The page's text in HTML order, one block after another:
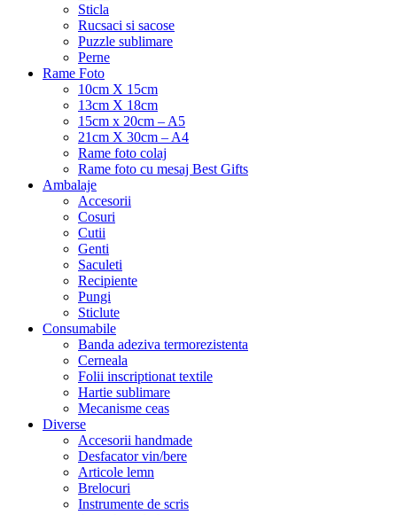
Sticla
Rucsaci si sacose
Puzzle sublimare
Perne
Rame Foto
10cm X 15cm
13cm X 18cm
15cm x 20cm – A5
21cm X 30cm – A4
Rame foto colaj
Rame foto cu mesaj Best Gifts
Ambalaje
Accesorii
Cosuri
Cutii
Genti
Saculeti
Recipiente
Pungi
Sticlute
Consumabile
Banda adeziva termorezistenta
Cerneala
Folii inscriptionat textile
Hartie sublimare
Mecanisme ceas
Diverse
Accesorii handmade
Desfacator vin/bere
Articole lemn
Brelocuri
Instrumente de scris